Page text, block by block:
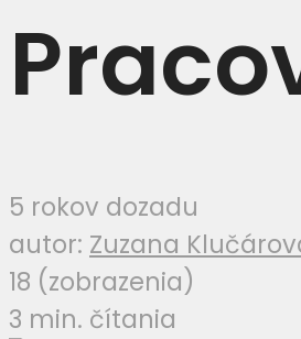
5 rokov dozadu
autor: Zuzana
18 (zobrazenia)
3 min. čítania